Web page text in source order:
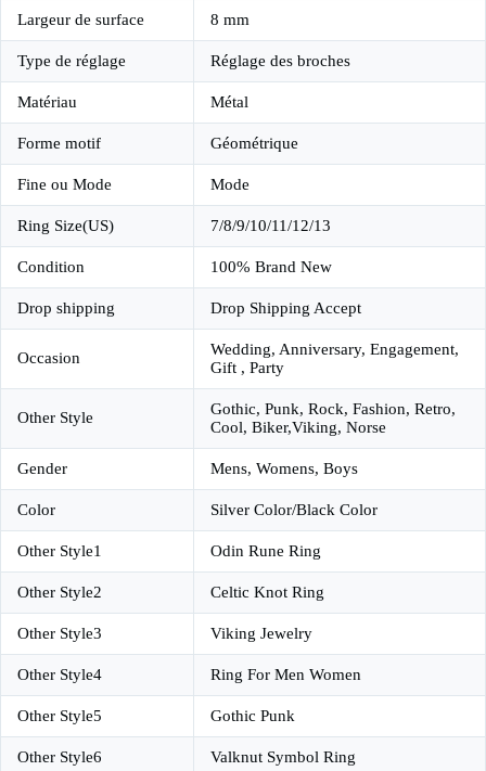
Largeur de surface 8 mm
Type de réglage Réglage des broches
Matériau Métal
Forme motif Géométrique
Fine ou Mode Mode
Ring Size(US) 7/8/9/10/11/12/13
Condition 100% Brand New
Drop shipping Drop Shipping Accept
Occasion
Wedding, Anniversary, Engagement,
Gift , Party
Other Style
Gothic, Punk, Rock, Fashion, Retro,
Cool, Biker,Viking, Norse
Gender Mens, Womens, Boys
Color Silver Color/Black Color
Other Style1 Odin Rune Ring
Other Style2 Celtic Knot Ring
Other Style3 Viking Jewelry
Other Style4 Ring For Men Women
Other Style5 Gothic Punk
Other Style6 Valknut Symbol Ring